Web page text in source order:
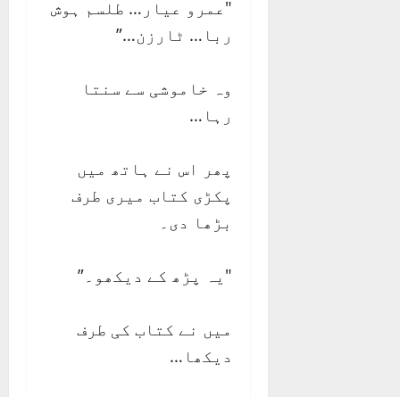
"عمرو عیار… طلسم ہوش
ربا… ٹارزن…”
وہ خاموشی سے سنتا
رہا…
پھر اس نے ہاتھ میں
پکڑی کتاب میری طرف
بڑھا دی۔
"یہ پڑھ کے دیکھو۔”
میں نے کتاب کی طرف
دیکھا…